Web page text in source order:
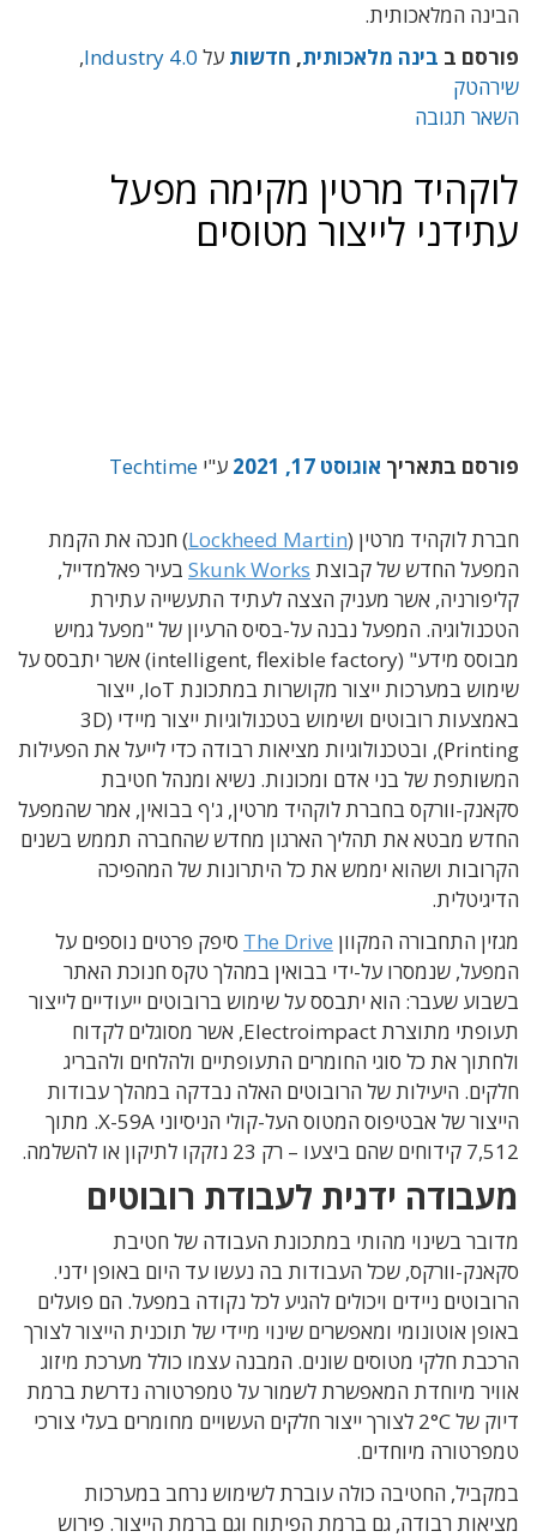
הבינה המלאכותית.
פורסם ב בינה מלאכותית, חדשות על Industry 4.0
,
שירהטק
השאר תגובה
לוקהיד מרטין מקימה מפעל
עתידני לייצור מטוסים
פורסם בתאריך אוגוסט 17, 2021 ע"י Techtime
חברת לוקהיד מרטין (Lockheed Martin
) חנכה את הקמת
המפעל החדש של קבוצת Skunk Works בעיר פאלמדייל,
קליפורניה, אשר מעניק הצצה לעתיד התעשייה עתירת
הטכנולוגיה. המפעל נבנה על-בסיס הרעיון של "מפעל גמיש
מבוסס מידע" (intelligent, flexible factory) אשר יתבסס על
שימוש במערכות ייצור מקושרות במתכונת IoT, ייצור
באמצעות רובוטים ושימוש בטכנולוגיות ייצור מיידי (3D
Printing), ובטכנולוגיות מציאות רבודה כדי לייעל את הפעילות
המשותפת של בני אדם ומכונות. נשיא ומנהל חטיבת
סקאנק-וורקס בחברת לוקהיד מרטין, ג'ף בבואין, אמר שהמפעל
החדש מבטא את תהליך הארגון מחדש שהחברה תממש בשנים
הקרובות ושהוא יממש את כל היתרונות של המהפיכה
הדיגיטלית.
מגזין התחבורה המקוון The Drive סיפק פרטים נוספים על
המפעל, שנמסרו על-ידי בבואין במהלך טקס חנוכת האתר
בשבוע שעבר: הוא יתבסס על שימוש ברובוטים ייעודיים לייצור
תעופתי מתוצרת Electroimpact, אשר מסוגלים לקדוח
ולחתוך את כל סוגי החומרים התעופתיים ולהלחים ולהבריג
חלקים. היעילות של הרובוטים האלה נבדקה במהלך עבודות
הייצור של אבטיפוס המטוס העל-קולי הניסיוני X-59A. מתוך
7,512 קידוחים שהם ביצעו – רק 23 נזקקו לתיקון או להשלמה.
מעבודה ידנית לעבודת רובוטים
מדובר בשינוי מהותי במתכונת העבודה של חטיבת
סקאנק-וורקס, שכל העבודות בה נעשו עד היום באופן ידני.
הרובוטים ניידים ויכולים להגיע לכל נקודה במפעל. הם פועלים
באופן אוטונומי ומאפשרים שינוי מיידי של תוכנית הייצור לצורך
הרכבת חלקי מטוסים שונים. המבנה עצמו כולל מערכת מיזוג
אוויר מיוחדת המאפשרת לשמור על טמפרטורה נדרשת ברמת
דיוק של 2°C לצורך ייצור חלקים העשויים מחומרים בעלי צורכי
טמפרטורה מיוחדים.
במקביל, החטיבה כולה עוברת לשימוש נרחב במערכות
מציאות רבודה, גם ברמת הפיתוח וגם ברמת הייצור. פירוש